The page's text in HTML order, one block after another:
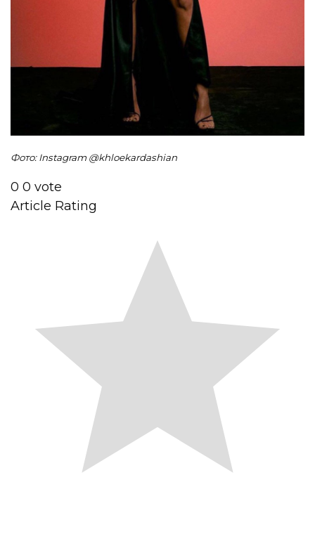
Фото: Instagram @khloekardashian
0 0 vote
Article Rating